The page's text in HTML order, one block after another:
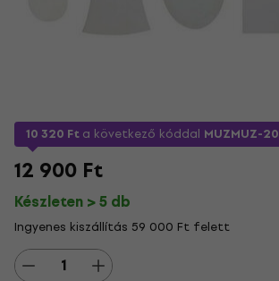
10 320 Fta következő kóddal MUZMUZ-20
12 900 Ft
Készleten > 5 db
Ingyenes kiszállítás 59 000 Ft felett